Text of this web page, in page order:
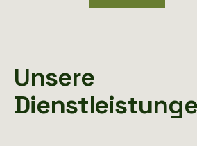
Unsere